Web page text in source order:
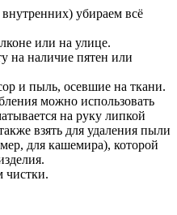
убираем всё
или на улице.
на наличие пятен или
и пыль, осевшие на ткани.
можно использовать
на руку липкой
взять для удаления пыли
для кашемира), которой
чистки.